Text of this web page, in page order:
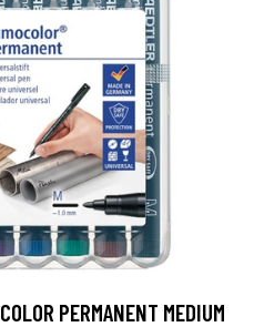
PERMANENT MEDIUM